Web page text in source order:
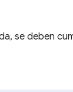
se deben